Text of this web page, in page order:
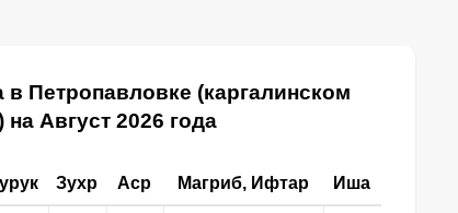
в Петропавловке (каргалинском
на Август 2026 года
Зухр Аср Магриб, Ифтар Иша